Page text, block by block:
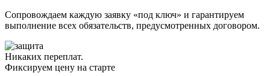
Сопровождаем каждую заявку «под ключ» и гарантируем
выполнение всех обязательств, предусмотренных договором.
Никаких переплат.
Фиксируем цену на старте